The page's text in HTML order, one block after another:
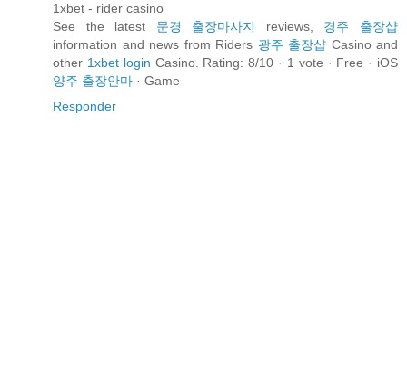
1xbet - rider casino
See the latest 문경 출장마사지 reviews, 경주 출장샵
information and news from Riders 광주 출장샵 Casino and
other 1xbet login Casino. Rating: 8/10 · ‎1 vote · ‎Free · ‎iOS
양주 출장안마 · ‎Game
Responder